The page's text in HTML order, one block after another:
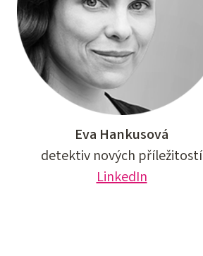
Eva Hankusová
detektiv nových příležitostí
LinkedIn